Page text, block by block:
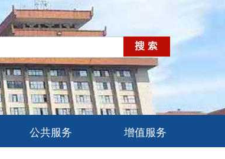
公共服务 增值服务